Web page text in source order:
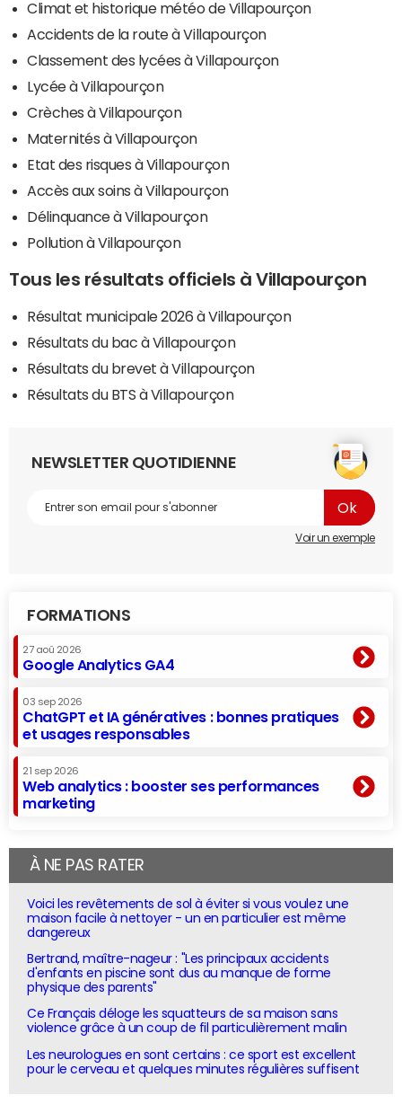
Climat et historique météo de Villapourçon
Accidents de la route à Villapourçon
Classement des lycées à Villapourçon
Lycée à Villapourçon
Crèches à Villapourçon
Maternités à Villapourçon
Etat des risques à Villapourçon
Accès aux soins à Villapourçon
Délinquance à Villapourçon
Pollution à Villapourçon
Tous les résultats officiels à Villapourçon
Résultat municipale 2026 à Villapourçon
Résultats du bac à Villapourçon
Résultats du brevet à Villapourçon
Résultats du BTS à Villapourçon
NEWSLETTER QUOTIDIENNE
Voir un exemple
FORMATIONS
27 aoû 2026
Google Analytics GA4
03 sep 2026
ChatGPT et IA génératives : bonnes pratiques
et usages responsables
21 sep 2026
Web analytics : booster ses performances
marketing
À NE PAS RATER
Voici les revêtements de sol à éviter si vous voulez une
maison facile à nettoyer - un en particulier est même
dangereux
Bertrand, maître-nageur : "Les principaux accidents
d'enfants en piscine sont dus au manque de forme
physique des parents"
Ce Français déloge les squatteurs de sa maison sans
violence grâce à un coup de fil particulièrement malin
Les neurologues en sont certains : ce sport est excellent
pour le cerveau et quelques minutes régulières suffisent